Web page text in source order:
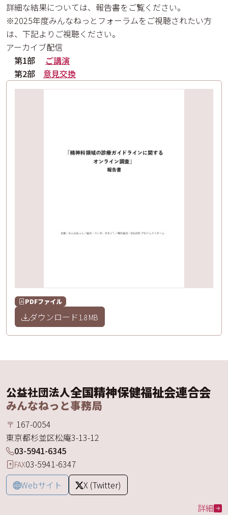
詳細な結果については、報告書をご覧ください。
※2025年度みんなねっとフォーラムをご視聴されたい方
は、下記よりご視聴ください。
アーカイブ配信
第1部 ご講演
第2部 意見交換
PDFファイル
ダウンロード1.8 MB
公益社団法人全国精神保健福祉会連合会
みんなねっと事務局
〒 167-0054
東京都杉並区松庵3-13-12
03-5941-6345
FAX03-5941-6347
Webサイト
X (Twitter)
詳細